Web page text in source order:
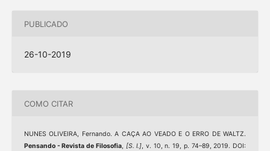
PUBLICADO
26-10-2019
COMO CITAR
NUNES OLIVEIRA, Fernando. A CAÇA AO VEADO E O ERRO DE WALTZ.
Pensando - Revista de Filosofia, [S. l.], v. 10, n. 19, p. 74–89, 2019. DOI: